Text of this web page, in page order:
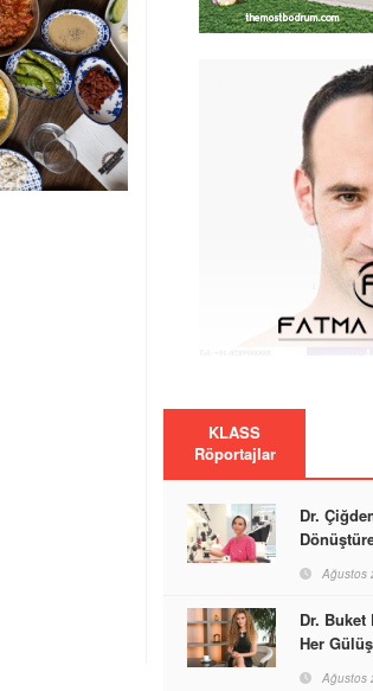
KLASS
Röportajlar
Dr.
Ağustos
Dr. Buket
Her
Ağustos